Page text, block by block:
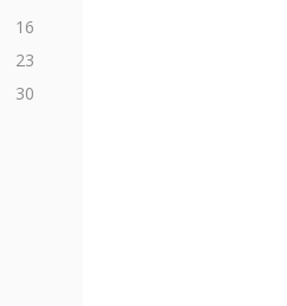
16
23
30